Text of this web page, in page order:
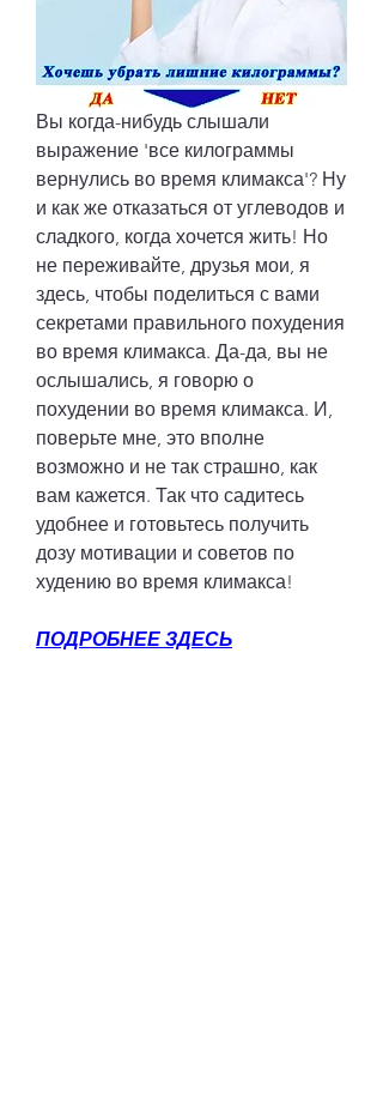
Вы когда-нибудь слышали
выражение 'все килограммы
вернулись во время климакса'? Ну
и как же отказаться от углеводов и
сладкого, когда хочется жить! Но
не переживайте, друзья мои, я
здесь, чтобы поделиться с вами
секретами правильного похудения
во время климакса. Да-да, вы не
ослышались, я говорю о
похудении во время климакса. И,
поверьте мне, это вполне
возможно и не так страшно, как
вам кажется. Так что садитесь
удобнее и готовьтесь получить
дозу мотивации и советов по
худению во время климакса!
ПОДРОБНЕЕ ЗДЕСЬ